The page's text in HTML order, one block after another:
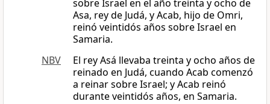
sobre Israel en el año treinta y ocho de
Asa, rey de Judá, y Acab, hijo de Omri,
reinó veintidós años sobre Israel en
Samaria.
NBV
El rey Asá llevaba treinta y ocho años de
reinado en Judá, cuando Acab comenzó
a reinar sobre Israel; y Acab reinó
durante veintidós años, en Samaria.